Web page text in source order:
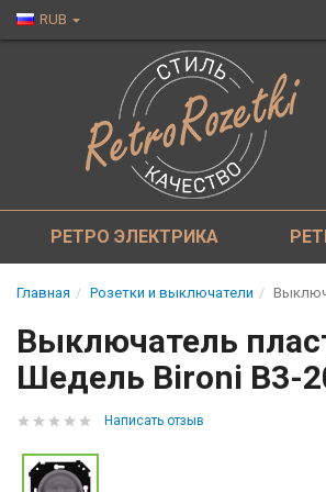
RUB
РЕТРО ЭЛЕКТРИКА
Главная Розетки и выключатели
Выключатель
Шедель Bironi B3-
Написать отзыв